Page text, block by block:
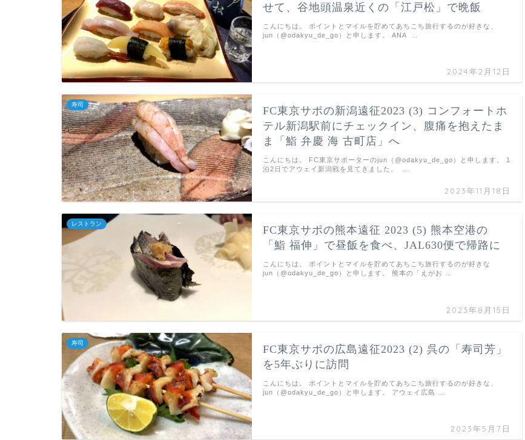
せて、谷地頭温泉近くの「江戸松」で晩飯
2024年2月12日
こんにちは。 ポイントとマイルを貯めてあちこち旅行するのが好きな、
jun（@odakyu_de_go）と申します。 ANA …
寿司
FC東京サポの新潟遠征2023 (3) コンフォートホ
テル新潟駅前にチェックイン、腹痛を抱えたま
ま「鮨 弁慶 海 古町店」へ
2023年11月18日
こんにちは。 FC東京サポーターのjun（@odakyu_de_go）と申します。 1
泊2日でアウェイ新潟戦を見てきました。 …
レストラン
FC東京サポの熊本遠征 2023 (5) 熊本空港の
「鮨 福伸」で昼飯を食べ、JAL630便で帰路に
2023年8月15日
こんにちは。 ポイントとマイルを貯めてあちこち旅行するのが好きな
jun（@odakyu_de_go）と申します。 熊本の「えがお …
寿司
FC東京サポの広島遠征2023 (2) 呉の「寿司芳」
を5年ぶりに訪問
2023年5月7日
こんにちは。 ポイントとマイルを貯めてあちこち旅行するのが好きな、
jun（@odakyu_de_go）と申します。 アウェイ広島 …